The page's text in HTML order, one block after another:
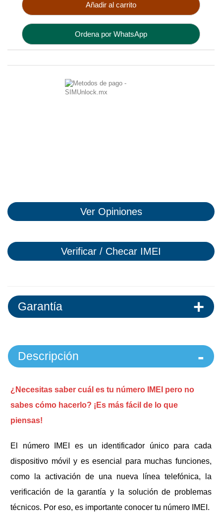
Añadir al carrito
Ordena por WhatsApp
Ver Opiniones
Verificar / Checar IMEI
Garantía
Descripción
¿Necesitas saber cuál es tu número IMEI pero no
sabes cómo hacerlo? ¡Es más fácil de lo que
piensas!
El número IMEI es un identificador único para cada
dispositivo móvil y es esencial para muchas funciones,
como la activación de una nueva línea telefónica, la
verificación de la garantía y la solución de problemas
técnicos. Por eso, es importante conocer tu número IMEI.